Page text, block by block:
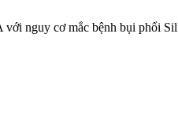
nguy cơ mắc bệnh bụi phổi